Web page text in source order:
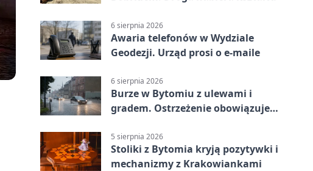
6 sierpnia 2026
Awaria telefonów w Wydziale
Geodezji. Urząd prosi o e-maile
6 sierpnia 2026
Burze w Bytomiu z ulewami i
gradem. Ostrzeżenie obowiązuje
5 sierpnia 2026
Stoliki z Bytomia kryją pozytywki i
mechanizmy z Krakowiankami